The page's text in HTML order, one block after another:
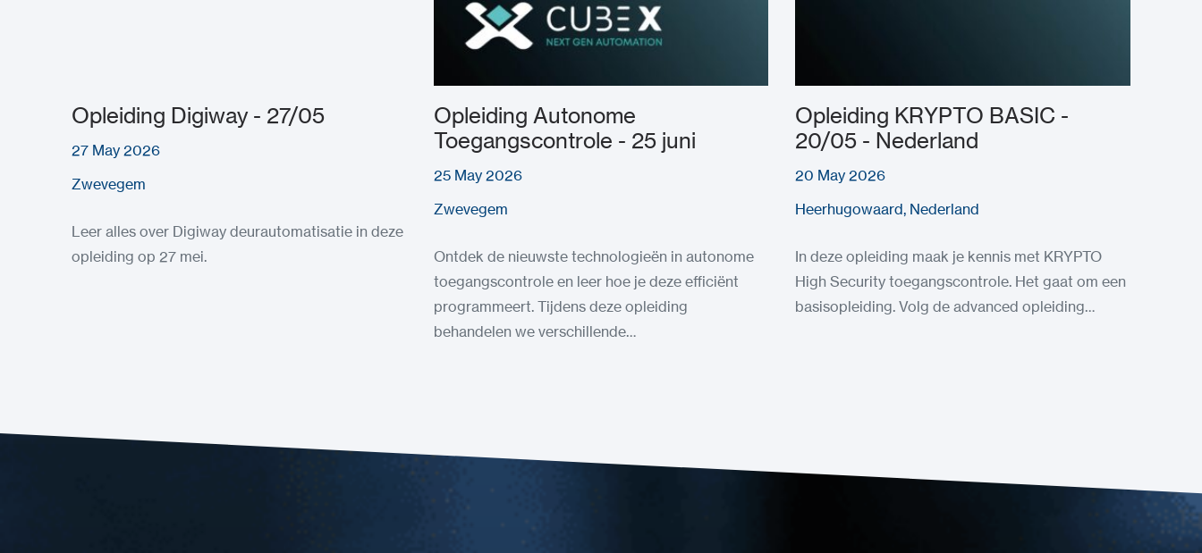
Opleiding Digiway - 27/05
27 May 2026
Zwevegem
Leer alles over Digiway deurautomatisatie in deze
opleiding op 27 mei.
Opleiding Autonome
Toegangscontrole - 25 juni
25 May 2026
Zwevegem
Ontdek de nieuwste technologieën in autonome
toegangscontrole en leer hoe je deze efficiënt
programmeert. Tijdens deze opleiding
behandelen we verschillende…
Opleiding KRYPTO BASIC -
20/05 - Nederland
20 May 2026
Heerhugowaard, Nederland
In deze opleiding maak je kennis met KRYPTO
High Security toegangscontrole. Het gaat om een
basisopleiding. Volg de advanced opleiding…